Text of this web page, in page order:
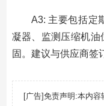
A3: 主要包括定
凝器、监测压缩机油
固。建议与供应商签
[广告]免责声明:本内